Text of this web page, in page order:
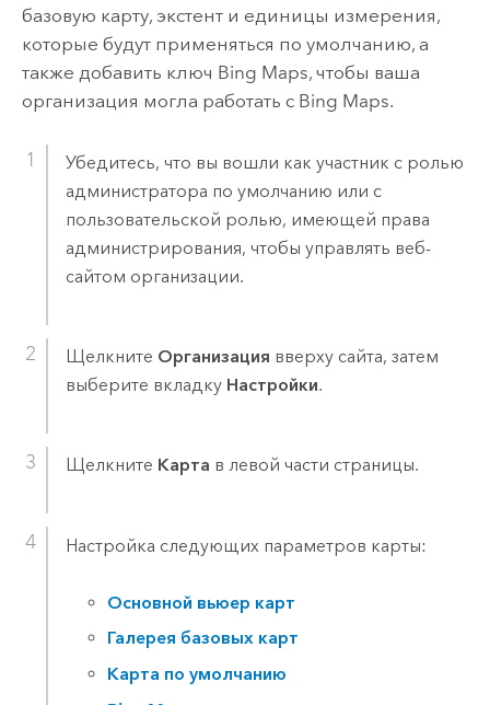
базовую карту, экстент и единицы измерения,
которые будут применяться по умолчанию, а
также добавить ключ Bing Maps, чтобы ваша
организация могла работать с Bing Maps.
Убедитесь, что вы вошли как участник с ролью
администратора по умолчанию или с
пользовательской ролью, имеющей права
администрирования, чтобы управлять веб-
сайтом организации.
Щелкните Организация вверху сайта, затем
выберите вкладку Настройки.
Щелкните Карта в левой части страницы.
Настройка следующих параметров карты:
Основной вьюер карт
Галерея базовых карт
Карта по умолчанию